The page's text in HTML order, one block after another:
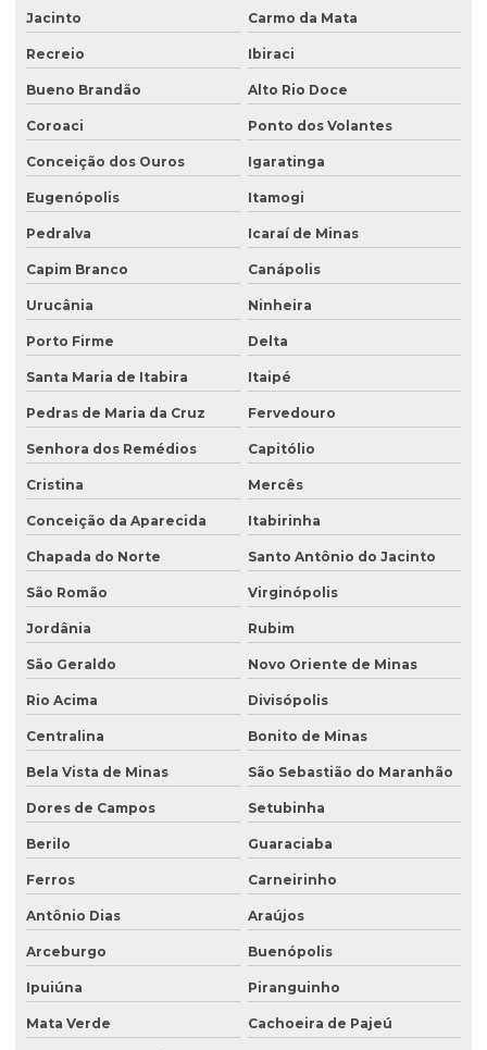
Jacinto Carmo da Mata
Recreio Ibiraci
Bueno Brandão Alto Rio Doce
Coroaci Ponto dos Volantes
Conceição dos Ouros Igaratinga
Eugenópolis Itamogi
Pedralva Icaraí de Minas
Capim Branco Canápolis
Urucânia Ninheira
Porto Firme Delta
Santa Maria de Itabira Itaipé
Pedras de Maria da Cruz Fervedouro
Senhora dos Remédios Capitólio
Cristina Mercês
Conceição da Aparecida Itabirinha
Chapada do Norte Santo Antônio do Jacinto
São Romão Virginópolis
Jordânia Rubim
São Geraldo Novo Oriente de Minas
Rio Acima Divisópolis
Centralina Bonito de Minas
Bela Vista de Minas São Sebastião do Maranhão
Dores de Campos Setubinha
Berilo Guaraciaba
Ferros Carneirinho
Antônio Dias Araújos
Arceburgo Buenópolis
Ipuiúna Piranguinho
Mata Verde Cachoeira de Pajeú